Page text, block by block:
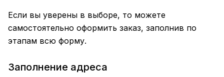
Если вы уверены в выборе, то можете
самостоятельно оформить заказ, заполнив по
этапам всю форму.
Заполнение адреса